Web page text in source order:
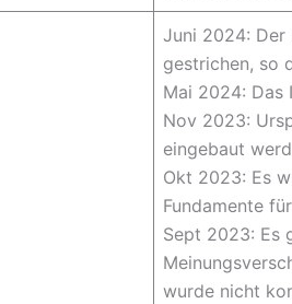
Juni 2024: Der
gestrichen, so
Mai 2024: Das
Nov 2023:
eingebaut
Okt 2023: Es
Fundamente
Sept 2023: Es
wurde nicht